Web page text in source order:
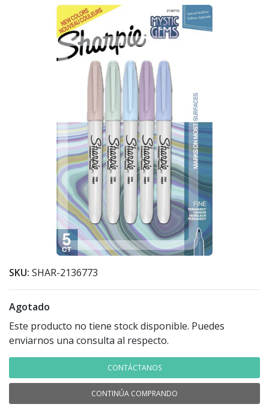
SKU: SHAR-2136773
Agotado
Este producto no tiene stock disponible. Puedes
enviarnos una consulta al respecto.
CONTÁCTANOS
CONTINÚA COMPRANDO